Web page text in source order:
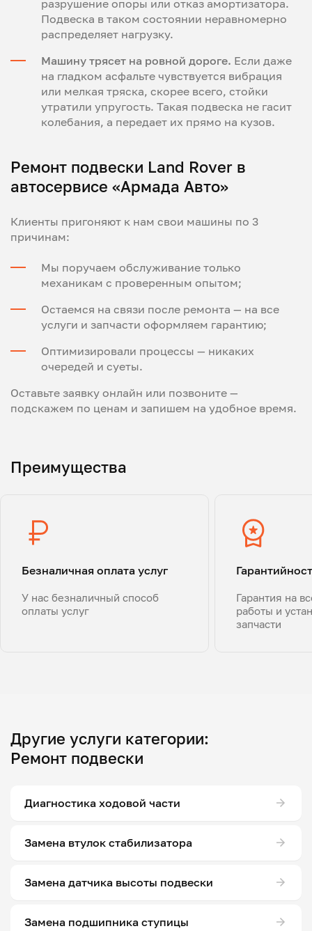
разрушение опоры или отказ амортизатора.
Подвеска в таком состоянии неравномерно
распределяет нагрузку.
Машину трясет на ровной дороге. Если даже
на гладком асфальте чувствуется вибрация
или мелкая тряска, скорее всего, стойки
утратили упругость. Такая подвеска не гасит
колебания, а передает их прямо на кузов.
Ремонт подвески Land Rover в
автосервисе «Армада Авто»
Клиенты пригоняют к нам свои машины по 3
причинам:
Мы поручаем обслуживание только
механикам с проверенным опытом;
Остаемся на связи после ремонта — на все
услуги и запчасти оформляем гарантию;
Оптимизировали процессы — никаких
очередей и суеты.
Оставьте заявку онлайн или позвоните —
подскажем по ценам и запишем на удобное время.
Преимущества
Безналичная оплата услуг
У нас безналичный способ
оплаты услуг
Гарантия на
работы и
запчасти
Другие услуги категории:
Ремонт подвески
Диагностика ходовой части
Замена втулок стабилизатора
Замена датчика высоты подвески
Замена подшипника ступицы